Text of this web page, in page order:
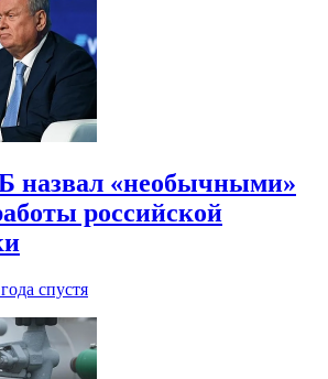
назвал «необычными»
российской
спустя